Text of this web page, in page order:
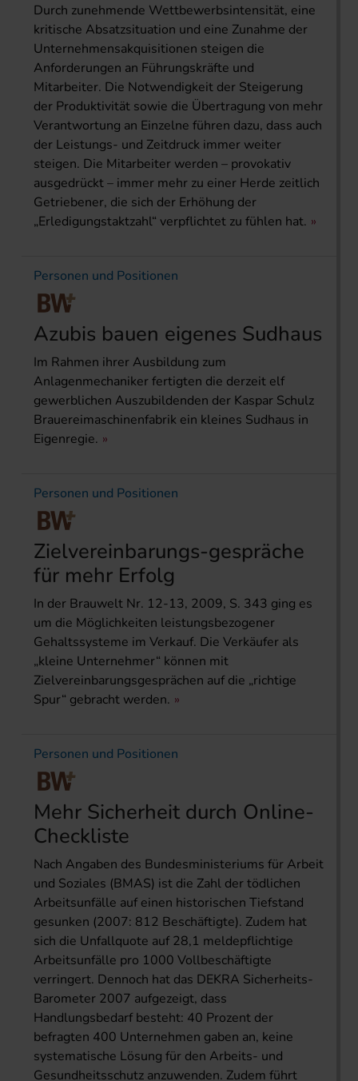
Durch zunehmende Wettbewerbsintensität, eine
kritische Absatzsituation und eine Zunahme der
Unternehmensakquisitionen steigen die
Anforderungen an Führungskräfte und
Mitarbeiter. Die Notwendigkeit der Steigerung
der Produktivität sowie die Übertragung von mehr
Verantwortung an Einzelne führen dazu, dass auch
der Leistungs- und Zeitdruck immer weiter
steigen. Die Mitarbeiter werden – provokativ
ausgedrückt – immer mehr zu einer Herde zeitlich
Getriebener, die sich der Erhöhung der
„Erledigungstaktzahl“ verpflichtet zu fühlen hat.
Personen und Positionen
Azubis bauen eigenes Sudhaus
Im Rahmen ihrer Ausbildung zum
Anlagenmechaniker fertigten die derzeit elf
gewerblichen Auszubildenden der Kaspar Schulz
Brauereimaschinenfabrik ein kleines Sudhaus in
Eigenregie.
Personen und Positionen
Zielvereinbarungs­-gespräche
für mehr Erfolg
In der Brauwelt Nr. 12-13, 2009, S. 343 ging es
um die Möglichkeiten leistungsbezogener
Gehaltssysteme im Verkauf. Die Verkäufer als
„kleine Unternehmer“ können mit
Zielvereinbarungsgesprächen auf die „richtige
Spur“ gebracht werden.
Personen und Positionen
Mehr Sicherheit durch Online-
Checkliste
Nach Angaben des Bundesministeriums für Arbeit
und Soziales (BMAS) ist die Zahl der tödlichen
Arbeitsunfälle auf einen historischen Tiefstand
gesunken (2007: 812 Beschäftigte). Zudem hat
sich die Unfallquote auf 28,1 meldepflichtige
Arbeitsunfälle pro 1000 Vollbeschäftigte
verringert. Dennoch hat das DEKRA Sicherheits-
Barometer 2007 aufgezeigt, dass
Handlungsbedarf besteht: 40 Prozent der
befragten 400 Unternehmen gaben an, keine
systematische Lösung für den Arbeits- und
Gesundheitsschutz anzuwenden. Zudem führt